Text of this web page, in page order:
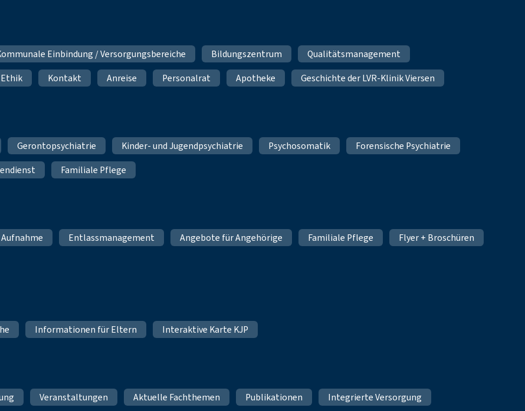
Einbindung / Versorgungsbereiche Bildungszentrum
Qualitätsmanagement
Ethik Kontakt Anreise Personalrat Apotheke Geschichte der LVR-Klinik Viersen
Gerontopsychiatrie Kinder- und Jugendpsychiatrie Psychosomatik
Forensische Psychiatrie
Familiale Pflege
Aufnahme Entlassmanagement Angebote für Angehörige Familiale Pflege
Flyer + Broschüren
Informationen für Eltern Interaktive Karte KJP
Veranstaltungen Aktuelle Fachthemen Publikationen Integrierte Versorgung